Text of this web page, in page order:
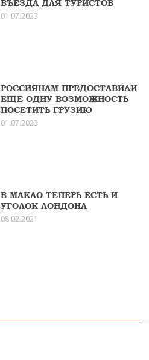
ВЪЕЗДА ДЛЯ ТУРИСТОВ
01.07.2023
РОССИЯНАМ ПРЕДОСТАВИЛИ
ЕЩЕ ОДНУ ВОЗМОЖНОСТЬ
ПОСЕТИТЬ ГРУЗИЮ
01.07.2023
В МАКАО ТЕПЕРЬ ЕСТЬ И
УГОЛОК ЛОНДОНА
08.02.2021